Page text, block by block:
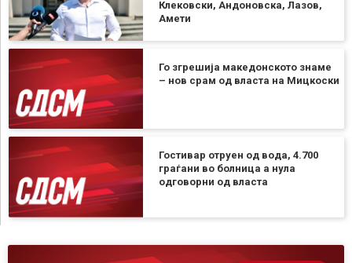
Клековски, Андоновска, Лазов,
Амети
Го згрешија македонското знаме
– нов срам од власта на Мицкоски
Гостивар отруен од вода, 4.700
граѓани во болница а нула
одговорни од власта